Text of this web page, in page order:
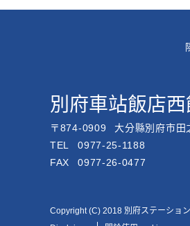
別府車站飯店
〒874-0909
大分縣別府市田
TEL
0977-25-1188
FAX
0977-26-0477
Copyright (C) 2018 別府ステーショ